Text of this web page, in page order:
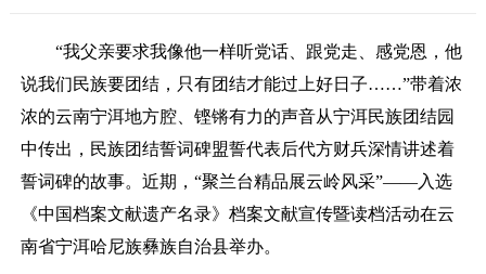
“我父亲要求我像他一样听党话、跟党走、感党恩，他
说我们民族要团结，只有团结才能过上好日子……”带着浓
浓的云南宁洱地方腔、铿锵有力的声音从宁洱民族团结园
中传出，民族团结誓词碑盟誓代表后代方财兵深情讲述着
誓词碑的故事。近期，“聚兰台精品展云岭风采”——入选
《中国档案文献遗产名录》档案文献宣传暨读档活动在云
南省宁洱哈尼族彝族自治县举办。